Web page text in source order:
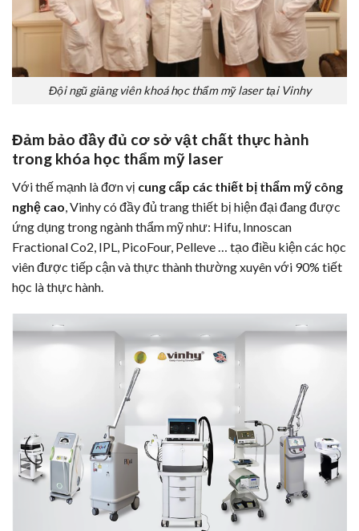
Đội ngũ giảng viên khoá học thẩm mỹ laser tại Vinhy
Đảm bảo đầy đủ cơ sở vật chất thực hành
trong khóa học thẩm mỹ laser
Với thế mạnh là đơn vị cung cấp các thiết bị thẩm mỹ công
nghệ cao , Vinhy có đầy đủ trang thiết bị hiện đại đang được
ứng dụng trong ngành thẩm mỹ như: Hifu, Innoscan
Fractional Co2, IPL, PicoFour, Pelleve … tạo điều kiện các học
viên được tiếp cận và thực thành thường xuyên với 90% tiết
học là thực hành.